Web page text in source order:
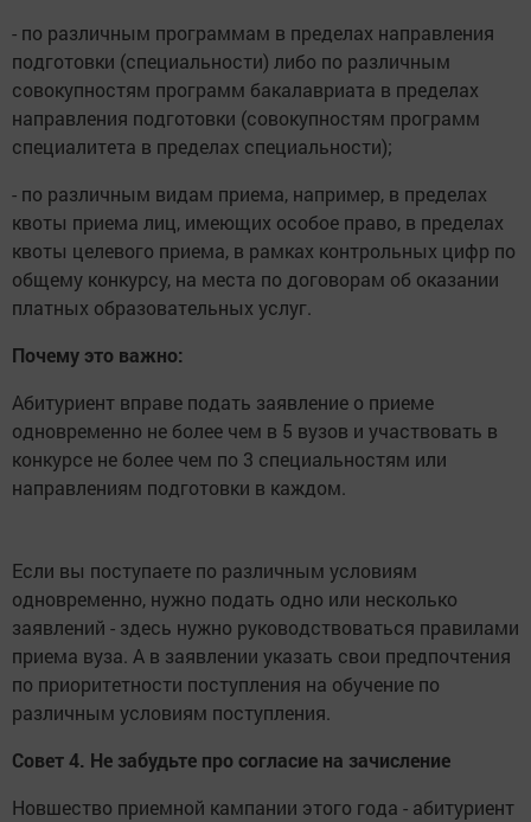
- по различным программам в пределах направления
подготовки (специальности) либо по различным
совокупностям программ бакалавриата в пределах
направления подготовки (совокупностям программ
специалитета в пределах специальности);
- по различным видам приема, например, в пределах
квоты приема лиц, имеющих особое право, в пределах
квоты целевого приема, в рамках контрольных цифр по
общему конкурсу, на места по договорам об оказании
платных образовательных услуг.
Почему это важно:
Абитуриент вправе подать заявление о приеме
одновременно не более чем в 5 вузов и участвовать в
конкурсе не более чем по 3 специальностям или
направлениям подготовки в каждом.
Если вы поступаете по различным условиям
одновременно, нужно подать одно или несколько
заявлений - здесь нужно руководствоваться правилами
приема вуза. А в заявлении указать свои предпочтения
по приоритетности поступления на обучение по
различным условиям поступления.
Совет 4. Не забудьте про согласие на зачисление
Новшество приемной кампании этого года - абитуриент